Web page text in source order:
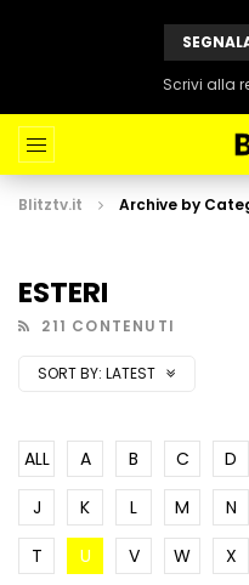
Scrivi alla
Blitztv.it Archive by
ESTERI
211 CONTENUTI
SORT BY: LATEST
ALL A B C D
J
K L M N
T
U V W X